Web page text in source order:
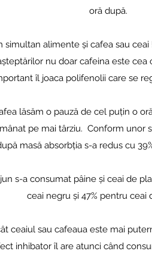
oră după.
alimente și cafea sau
nu doar cafeina este
îl joaca polifenolii care se
lăsăm o pauză de cel puțin o
pe mai târziu. Conform unor
masă absorbția s-a redus cu
s-a consumat pâine și ceai de
ceai negru și 47% pentru ceai
ceaiul sau cafeaua este mai
inhibator îl are atunci când